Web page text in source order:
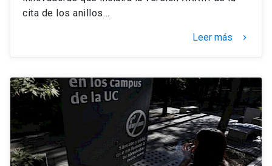
cita de los anillos…
Leer más keyboard_arrow_right